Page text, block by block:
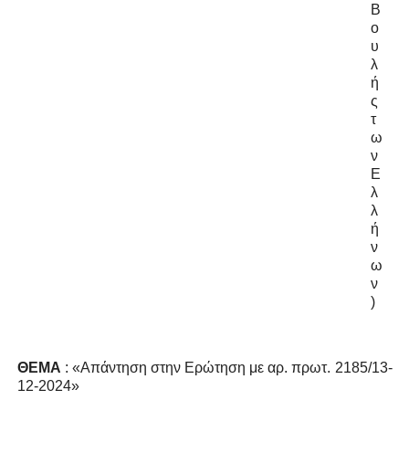
Β
ο
υ
λ
ή
ς
τ
ω
ν
Ε
λ
λ
ή
ν
ω
ν
)
ΘΕΜΑ : «Απάντηση στην Ερώτηση με αρ. πρωτ. 2185/13-
12-2024»